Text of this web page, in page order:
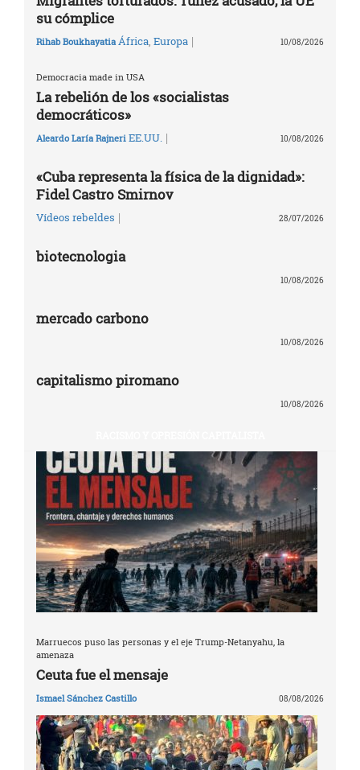
su cómplice
Rihab Boukhayatia África, Europa | 10/08/2026
Democracia made in USA
La rebelión de los «socialistas
democráticos»
Aleardo Laría Rajneri EE.UU. | 10/08/2026
«Cuba representa la física de la dignidad»:
Fidel Castro Smirnov
Vídeos rebeldes | 28/07/2026
biotecnologia
10/08/2026
mercado carbono
10/08/2026
capitalismo piromano
10/08/2026
Marruecos puso las personas y el eje Trump-Netanyahu, la
amenaza
Ceuta fue el mensaje
Ismael Sánchez Castillo 08/08/2026